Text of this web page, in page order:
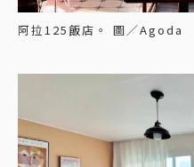
阿拉125飯店。 圖／Agoda